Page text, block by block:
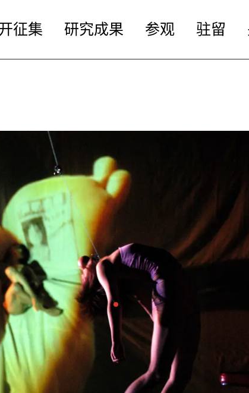
征集 研究成果 参观 驻留